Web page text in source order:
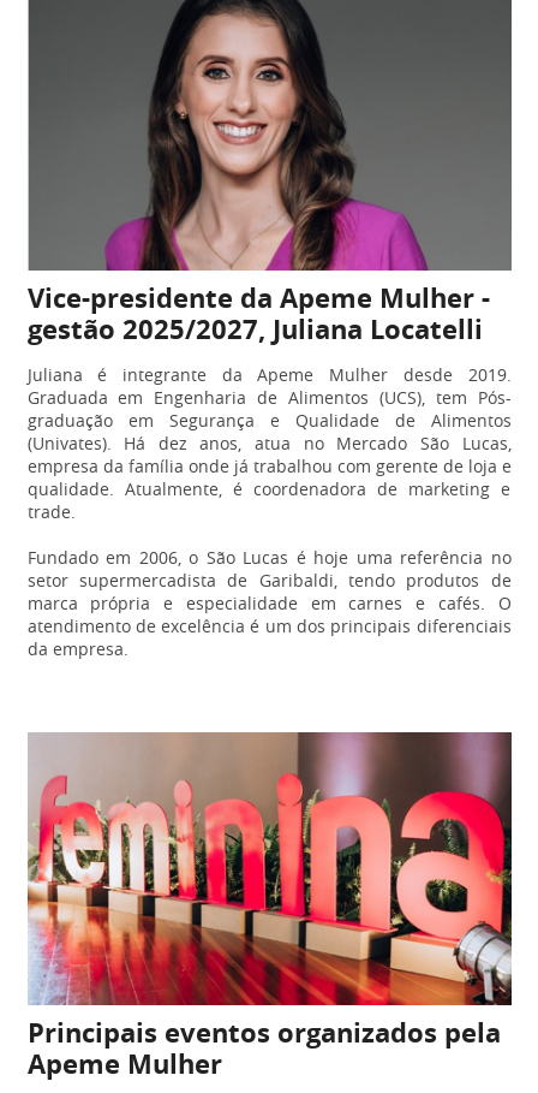
Vice-presidente da Apeme Mulher -
gestão 2025/2027, Juliana Locatelli
Juliana
é integrante da Apeme Mulher desde 2019.
Graduada em Engenharia de Alimentos (UCS), tem Pós-
graduação em Segurança e Qualidade de Alimentos
(Univates). Há dez anos, atua no Mercado São Lucas,
empresa da família onde já trabalhou com gerente de loja e
qualidade. Atualmente, é coordenadora de marketing e
trade.
Fundado em 2006, o São Lucas é hoje uma referência no
setor supermercadista de Garibaldi, tendo produtos de
marca própria e especialidade em carnes e cafés. O
atendimento de excelência é um dos principais diferenciais
da empresa.
Principais eventos organizados pela
Apeme Mulher